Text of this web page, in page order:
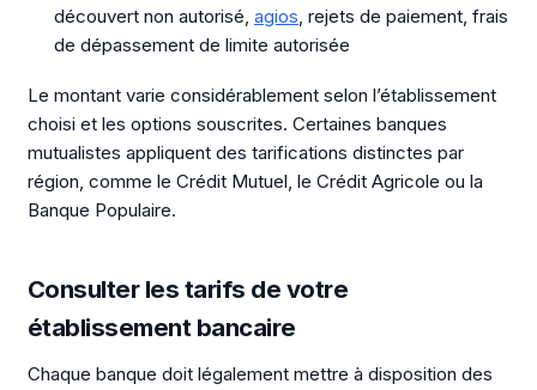
découvert non autorisé, agios , rejets de paiement, frais
de dépassement de limite autorisée
Le montant varie considérablement selon l’établissement
choisi et les options souscrites. Certaines banques
mutualistes appliquent des tarifications distinctes par
région, comme le Crédit Mutuel, le Crédit Agricole ou la
Banque Populaire.
Consulter les tarifs de votre
établissement bancaire
Chaque banque doit légalement mettre à disposition des